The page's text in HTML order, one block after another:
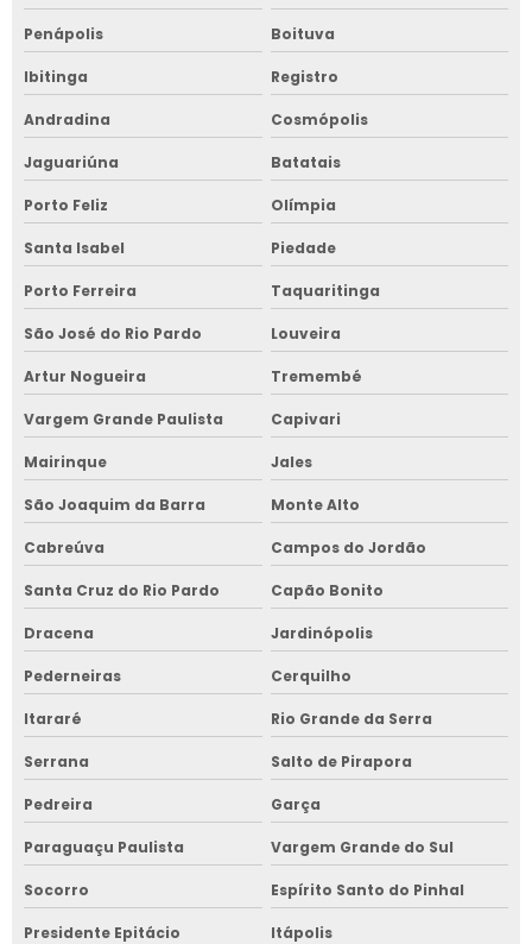
Penápolis Boituva
Ibitinga Registro
Andradina Cosmópolis
Jaguariúna Batatais
Porto Feliz Olímpia
Santa Isabel Piedade
Porto Ferreira Taquaritinga
São José do Rio Pardo Louveira
Artur Nogueira Tremembé
Vargem Grande Paulista Capivari
Mairinque Jales
São Joaquim da Barra Monte Alto
Cabreúva Campos do Jordão
Santa Cruz do Rio Pardo Capão Bonito
Dracena Jardinópolis
Pederneiras Cerquilho
Itararé Rio Grande da Serra
Serrana Salto de Pirapora
Pedreira Garça
Paraguaçu Paulista Vargem Grande do Sul
Socorro Espírito Santo do Pinhal
Presidente Epitácio Itápolis